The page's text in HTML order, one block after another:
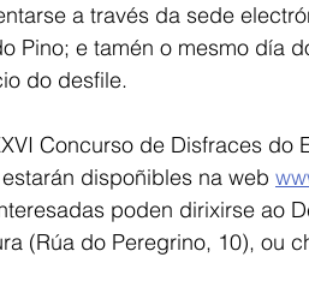
a través da sede
Pino; e tamén o mesmo día
do desfile.
Concurso de Disfraces do
dispoñibles na web
poden dirixirse ao
(Rúa do Peregrino, 10), ou